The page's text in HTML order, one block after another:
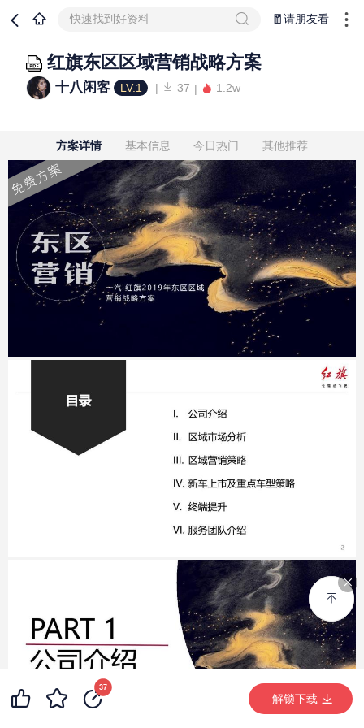
快速找到好资料 🧧请朋友看
红旗东区区域营销战略方案
十八闲客 LV.1 37 1.2w
方案详情 基本信息 今日热门 其他推荐
37
解锁下载